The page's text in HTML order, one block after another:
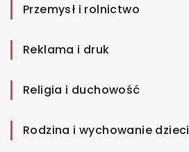
Przemysł i rolnictwo
Reklama i druk
Religia i duchowość
Rodzina i wychowanie dzieci